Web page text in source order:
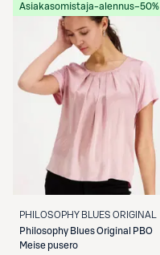
Asiakasomistaja-alennus−50%
PHILOSOPHY BLUES ORIGINAL
Philosophy Blues Original
PBO
Meise pusero